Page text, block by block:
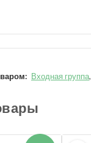
Входная группа,